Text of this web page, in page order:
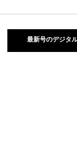
最新号のデジタ